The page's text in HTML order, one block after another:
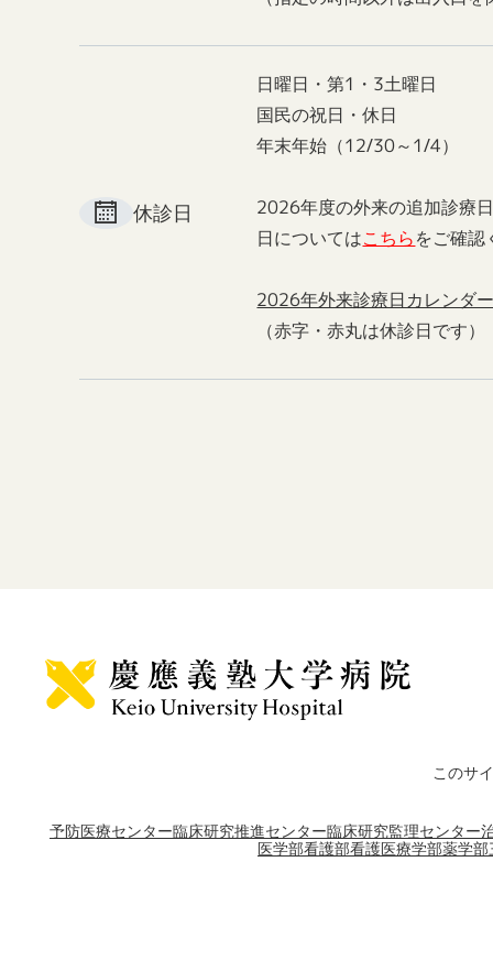
休診日
日曜日・第1・3土曜日
国民の祝日・休日
年末年始（12/30～1/4）
2026年度の外来の追加診療
日についてはこちらをご確認
2026年外来診療日カレンダ
（赤字・赤丸は休診日です）
このサ
予防医療センター臨床研究推進センター臨床研究監理センター
医学部看護部看護医療学部薬学部